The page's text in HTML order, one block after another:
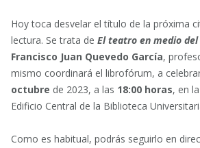
Hoy toca desvelar el título de la próxima
lectura. Se trata de El teatro en medio del
Francisco Juan Quevedo García,
mismo coordinará el librofórum, a
octubre de 2023, a las 18:00 horas, en la
Edificio Central de la Biblioteca
Como es habitual, podrás seguirlo en